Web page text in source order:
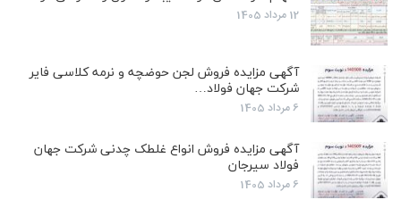
12 مرداد 1405
آگهی مزایده فروش لجن حوضچه و نرمه کلاسی فایر
شرکت جهان فولاد…
6 مرداد 1405
آگهی مزایده فروش انواع غلطک چدنی شرکت جهان
فولاد سیرجان
6 مرداد 1405